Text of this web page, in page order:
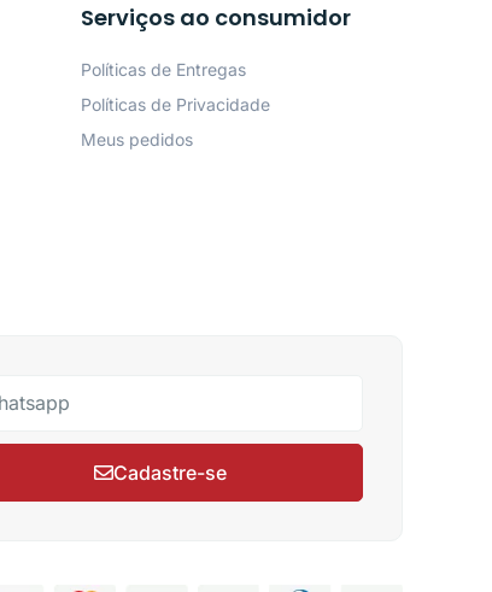
Serviços ao consumidor
Políticas de Entregas
Políticas de Privacidade
Meus pedidos
Cadastre-se